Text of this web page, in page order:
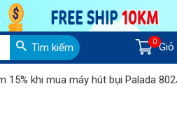
Tìm kiếm 0 Giỏ
khi mua máy hút bụi Palada 802J-3